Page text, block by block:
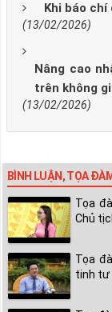
Khi báo
(13/02/2026)
Nâng cao
trên không
(13/02/2026)
BÌNH LUẬN, TỌA
Tọa
Chủ
Tọa
tinh tư